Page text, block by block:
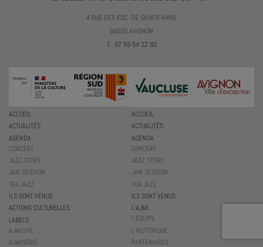
4 RUE DES ESC. DE SAINTE-ANNE
84000 AVIGNON
T. 07 59 54 22 92
ACCUEIL
ACTUALITÉS
AGENDA
CONCERT
JAZZ STORY
JAM SESSION
TEA JAZZ
ILS SONT VENUS
ACCUEIL
ACTUALITÉS
AGENDA
CONCERT
JAZZ STORY
JAM SESSION
TEA JAZZ
ILS SONT VENUS
ACTIONS CULTURELLES
LABELS
AJMILIVE
AJMISÉRIE
L’AJMI
L’ÉQUIPE
L’HISTORIQUE
PARTENAIRES